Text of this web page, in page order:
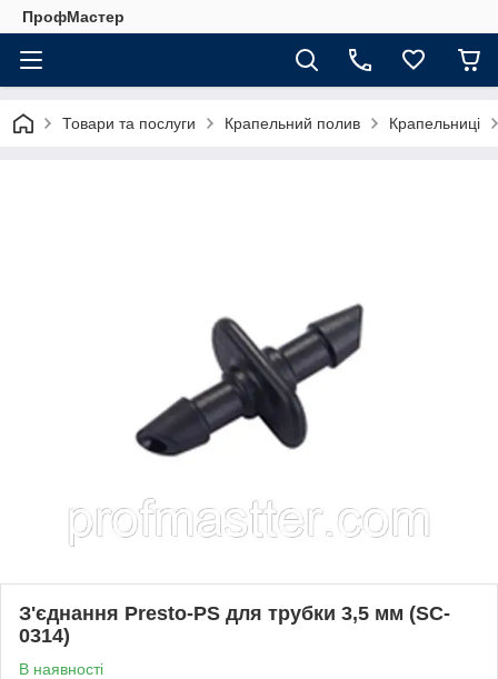
ПрофМастер
Товари та послуги Крапельний полив Крапельниці
З'єднання Presto-PS для трубки 3,5 мм (SC-
0314)
В наявності